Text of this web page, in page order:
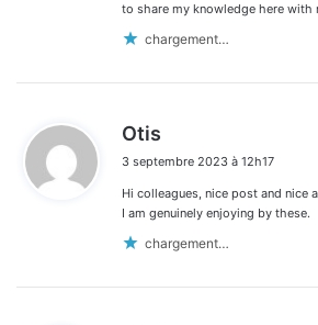
to share my knowledge here with
chargement…
Otis
t
:
3 septembre 2023 à 12h17
Hi colleagues, nice post and nice
I am genuinely enjoying by these.
chargement…